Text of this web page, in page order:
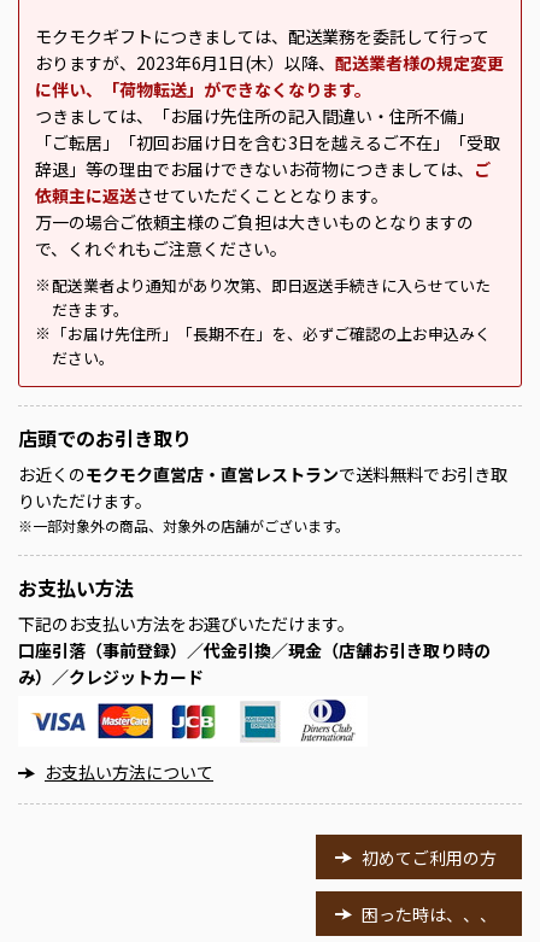
モクモクギフトにつきましては、配送業務を委託して行って
おりますが、2023年6月1日(木）以降、 配送業者様の規定変更
に伴い、「荷物転送」ができなくなります。
つきましては、「お届け先住所の記入間違い・住所不備」
「ご転居」「初回お届け日を含む3日を越えるご不在」「受取
辞退」等の理由でお届けできないお荷物につきましては、 ご
依頼主に返送させていただくこととなります。
万一の場合ご依頼主様のご負担は大きいものとなりますの
で、くれぐれもご注意ください。
※ 配送業者より通知があり次第、即日返送手続きに入らせていた
だきます。
※
「お届け先住所」「長期不在」を、必ずご確認の上お申込みく
ださい。
店頭でのお引き取り
お近くのモクモク直営店・直営レストランで送料無料でお引き取
りいただけます。
※一部対象外の商品、対象外の店舗がございます。
お支払い方法
下記のお支払い方法をお選びいただけます。
口座引落（事前登録）／代金引換／現金（店舗お引き取り時の
み）／クレジットカード
お支払い方法について
初めてご利用の方
困った時は、、、